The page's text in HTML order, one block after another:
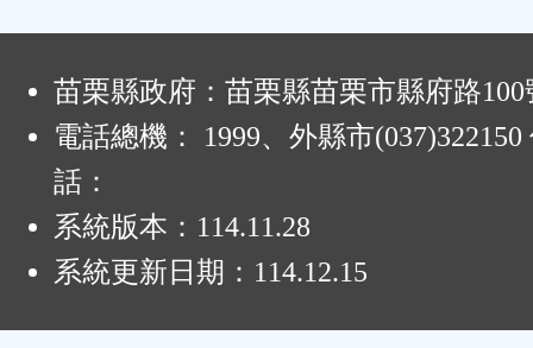
苗栗縣政府：苗栗縣苗栗市縣府路100
電話總機： 1999、外縣市(037)322150
話：
系統版本： 114.11.28
系統更新日期： 114.12.15